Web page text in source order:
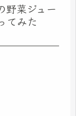
野菜ジュー
てみた